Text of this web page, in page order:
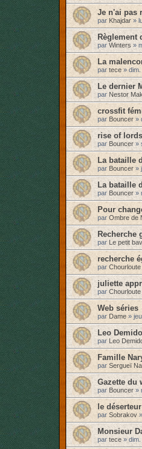
Je n'ai pas
par Khajdar»
Règlement
par Winters »
La
par tece»
Le dernier
par Nestor
crossfit
par Bouncer »
rise of lords
par Bouncer »
La bataille
par Bouncer »
La bataille
par Bouncer »
Pour
par Ombre de
Recherche
par Le petit
recherche
par Chourloute
juliette
par Chourloute
Web séries
par Dame »
Leo
par Leo
Famille
par Sergueï
Gazette du
par Bouncer »
le déserteur
par Sobrakov »
Monsieur
par tece »